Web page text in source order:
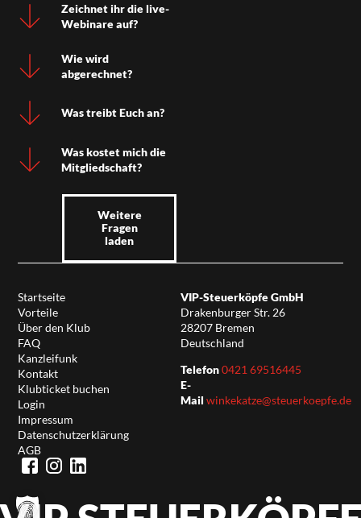
Zeichnet ihr die live-
Webinare auf?
Wie wird
abgerechnet?
Was treibt Euch an?
Was kostet mich die
Mitgliedschaft?
Weitere
Fragen
laden
Startseite
Vorteile
Über den Klub
FAQ
Kanzleifunk
Kontakt
Klubticket buchen
Login
Impressum
Datenschutzerklärung
AGB
VIP-Steuerköpfe GmbH
Drakenburger Str. 26
28207 Bremen
Deutschland
Telefon0421 69516445
E-
Mail winkekatze@steuerkoepfe.de